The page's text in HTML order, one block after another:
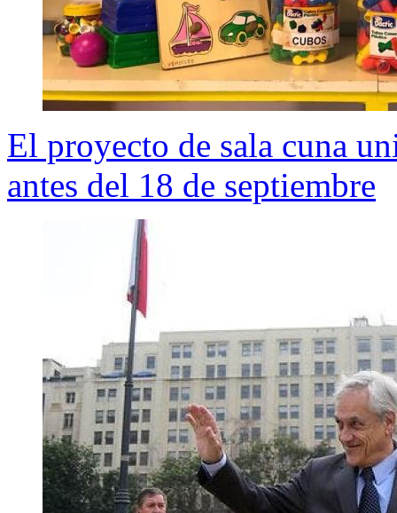
El proyecto de sala cuna
antes del 18 de septiembre